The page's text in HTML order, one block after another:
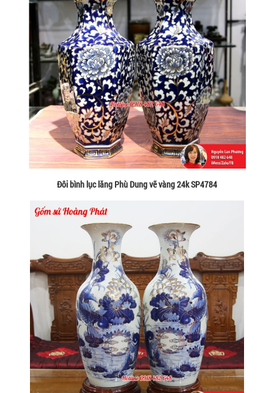
Đôi bình lục lăng Phù Dung vẽ vàng 24k SP4784